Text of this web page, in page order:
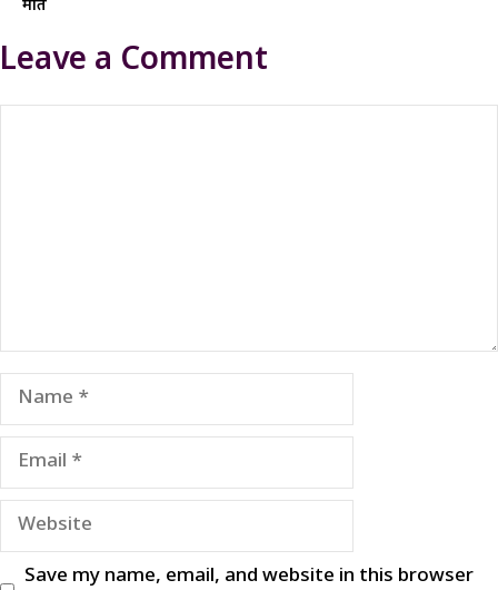
मात
Leave a Comment
Name
Email
Website
Save my name, email, and website in this browser